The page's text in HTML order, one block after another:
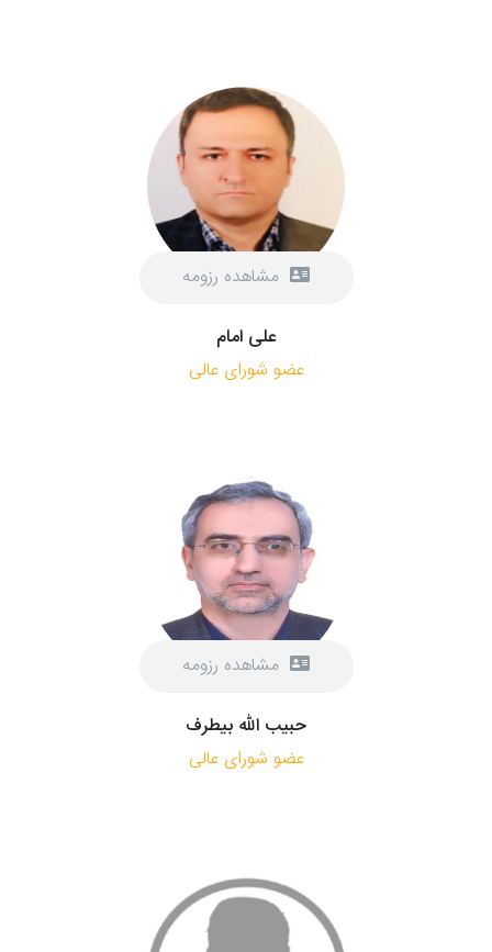
مشاهده رزومه
علی امام
عضو شورای عالی
مشاهده رزومه
حبیب الله بیطرف
عضو شورای عالی